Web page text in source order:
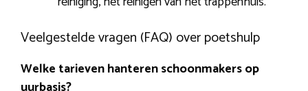
Veelgestelde vragen (FAQ) over poetshulp
Welke tarieven hanteren schoonmakers op